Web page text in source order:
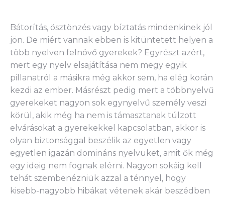
Bátorítás, ösztönzés vagy bíztatás mindenkinek jól
jön. De miért vannak ebben is kitüntetett helyen a
több nyelven felnövő gyerekek? Egyrészt azért,
mert egy nyelv elsajátítása nem megy egyik
pillanatról a másikra még akkor sem, ha elég korán
kezdi az ember. Másrészt pedig mert a többnyelvű
gyerekeket nagyon sok egynyelvű személy veszi
körül, akik még ha nem is támasztanak túlzott
elvárásokat a gyerekekkel kapcsolatban, akkor is
olyan biztonsággal beszélik az egyetlen vagy
egyetlen igazán domináns nyelvüket, amit ők még
egy ideig nem fognak elérni. Nagyon sokáig kell
tehát szembenézniük azzal a ténnyel, hogy
kisebb-nagyobb hibákat vétenek akár beszédben